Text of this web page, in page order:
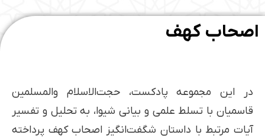
اصحاب کهف
در این مجموعه پادکست، حجت‌الاسلام والمسلمین
قاسمیان با تسلط علمی و بیانی شیوا، به تحلیل و تفسیر
آیات مرتبط با داستان شگفت‌انگیز اصحاب کهف پرداخته